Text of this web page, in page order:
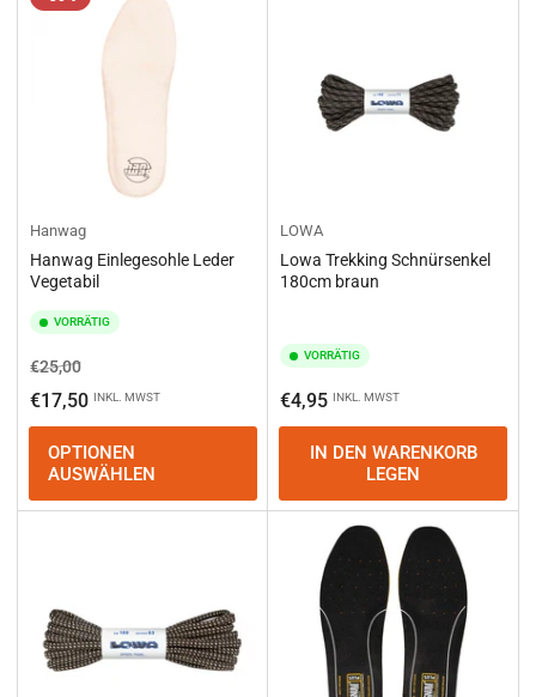
Hanwag
Hanwag Einlegesohle Leder
Vegetabil
VORRÄTIG
Normaler
Preis
€25,00Ausverkaufspreis
€17,50 INKL. MWST
OPTIONEN
AUSWÄHLEN
LOWA
Lowa Trekking Schnürsenkel
180cm braun
VORRÄTIG
Normaler
Preis
€4,95 INKL. MWST
IN DEN WARENKORB
LEGEN